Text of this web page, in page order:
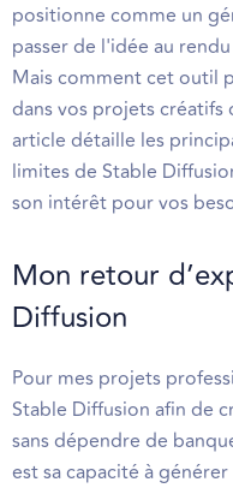
positionne comme un
passer de l'idée au
Mais comment cet outil
dans vos projets
article détaille les
limites de Stable
son intérêt pour vos
Mon retour
Diffusion
Pour mes projets
Stable Diffusion afin de
sans dépendre de
est sa capacité à